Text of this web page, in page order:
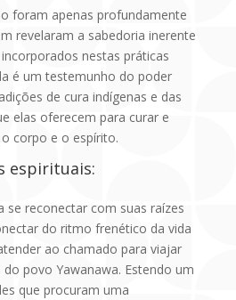
foram apenas profundamente
revelaram a sabedoria inerente
nestas práticas
é um testemunho do poder
de cura indígenas e das
elas oferecem para curar e
corpo e o espírito.
espirituais:
se reconectar com suas raízes
do ritmo frenético da vida
ao chamado para viajar
povo Yawanawa. Estendo um
que procuram uma